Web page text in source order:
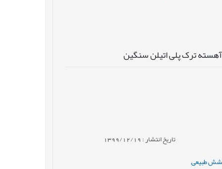
ترک پلی اتیلن سنگین
تاریخ انتشار : 1399/12/19
طبیعی,